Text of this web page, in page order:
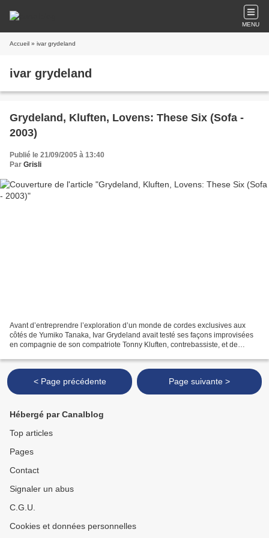
MENU
Accueil » ivar grydeland
ivar grydeland
Grydeland, Kluften, Lovens: These Six (Sofa -
2003)
Publié le 21/09/2005 à 13:40
Par Grisli
Avant d’entreprendre l’exploration d’un monde de cordes exclusives aux
côtés de Yumiko Tanaka, Ivar Grydeland avait testé ses façons improvisées
en compagnie de son compatriote Tonny Kluften, contrebassiste, et de
< Page précédente Page suivante >
Hébergé par Canalblog
Top articles
Pages
Contact
Signaler un abus
C.G.U.
Cookies et données personnelles